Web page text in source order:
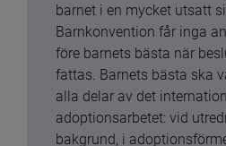
barnet i en mycket utsatt
Barnkonvention får inga
före barnets bästa när
fattas. Barnets bästa ska
alla delar av det
adoptionsarbetet: vid
bakgrund, i